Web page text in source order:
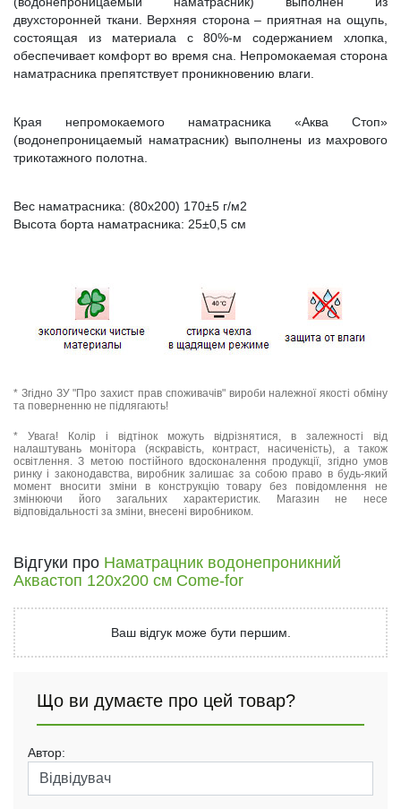
двухсторонней ткани. Верхняя сторона – приятная на ощупь,
состоящая из материала с 80%-м содержанием хлопка,
обеспечивает комфорт во время сна. Непромокаемая сторона
наматрасника препятствует проникновению влаги.
Края непромокаемого наматрасника «Аква Стоп»
(водонепроницаемый наматрасник) выполнены из махрового
трикотажного полотна.
Вес наматрасника: (80х200) 170±5 г/м2
Высота борта наматрасника: 25±0,5 см
* Згідно ЗУ "Про захист прав споживачів" вироби належної якості обміну
та поверненню не підлягають!
* Увага! Колір і відтінок можуть відрізнятися, в залежності від
налаштувань монітора (яскравість, контраст, насиченість), а також
освітлення. З метою постійного вдосконалення продукції, згідно умов
ринку і законодавства, виробник залишає за собою право в будь-який
момент вносити зміни в конструкцію товару без повідомлення не
змінюючи його загальних характеристик. Магазин не несе
відповідальності за зміни, внесені виробником.
Відгуки про Наматрацник водонепроникний
Аквастоп 120х200 см Come-for
Ваш відгук може бути першим.
Що ви думаєте про цей товар?
Автор: